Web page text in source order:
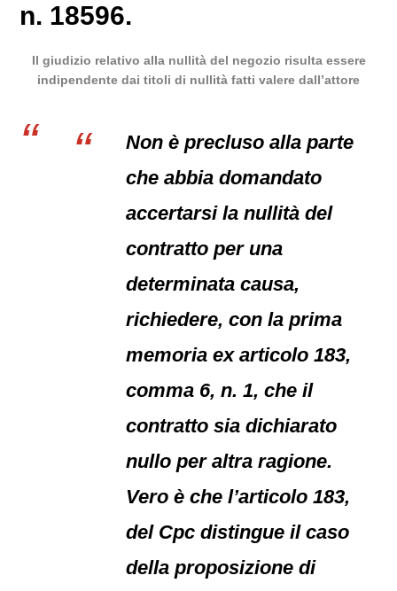
n. 18596.
Il giudizio relativo alla nullità del negozio risulta essere
indipendente dai titoli di nullità fatti valere dall’attore
Non è precluso alla parte
che abbia domandato
accertarsi la nullità del
contratto per una
determinata causa,
richiedere, con la prima
memoria ex articolo 183,
comma 6, n. 1, che il
contratto sia dichiarato
nullo per altra ragione.
Vero è che l’articolo 183,
del Cpc distingue il caso
della proposizione di